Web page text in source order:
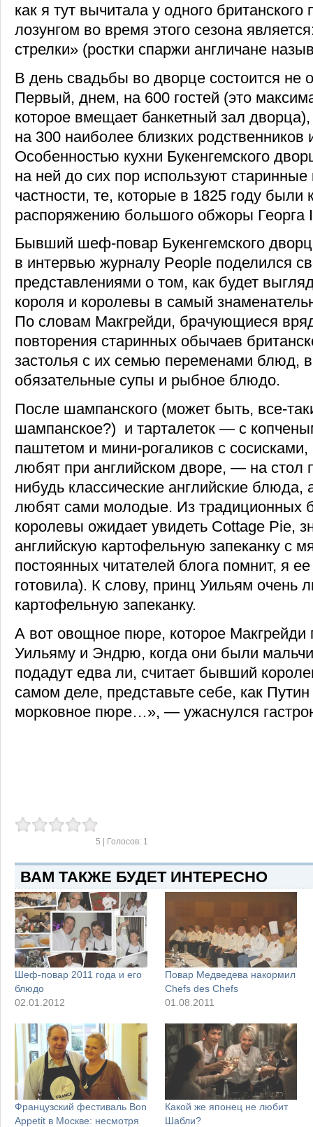
как я тут вычитала у одного
лозунгом во время этого сезона
стрелки» (ростки спаржи англичане
В день свадьбы во дворце состоится не
Первый, днем, на 600 гостей (это
которое вмещает банкетный зал
на 300 наиболее близких родственников
Особенностью кухни Букенгемского
на ней до сих пор используют
частности, те, которые в 1825 году были
распоряжению большого обжоры Георга
Бывший шеф-повар Букенгемского
в интервью журналу People поделился
представлениями о том, как будет
короля и королевы в самый
По словам Макгрейди, брачующиеся
повторения старинных обычаев
застолья с их семью переменами блюд,
обязательные супы и рыбное блюдо.
После шампанского (может быть, все-
шампанское?) и тарталеток — с
паштетом и мини-рогаликов с
любят при английском дворе, — на стол
нибудь классические английские блюда,
любят сами молодые. Из
королевы ожидает увидеть Cottage Pie,
английскую картофельную запеканку с
постоянных читателей блога помнит, я
готовила). К слову, принц Уильям очень
картофельную запеканку.
А вот овощное пюре, которое Макгрейди
Уильяму и Эндрю, когда они были
подадут едва ли, считает бывший
самом деле, представьте себе, как
морковное пюре…», — ужаснулся
5 | Голосов: 1
ВАМ ТАКЖЕ БУДЕТ ИНТЕРЕСНО
Шеф-повар 2011 года и его
блюдо
02.01.2012
Повар Медведева накормил
Chefs des Chefs
01.08.2011
Французский фестиваль Bon
Appetit в Москве: несмотря
Какой же японец не любит
Шабли?